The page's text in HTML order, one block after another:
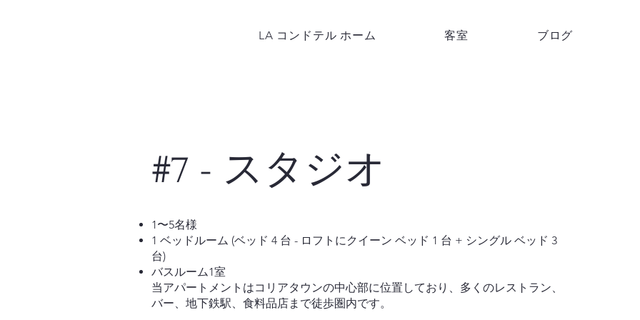
LA コンドテル ホーム 客室 ブログ
#7 - スタジオ
1〜5名様
1 ベッドルーム (ベッド 4 台 - ロフトにクイーン ベッド 1 台 + シングル ベッド 3
台)
バスルーム1室
当アパートメントはコリアタウンの中心部に位置しており、多くのレストラン、
バー、地下鉄駅、食料品店まで徒歩圏内です。